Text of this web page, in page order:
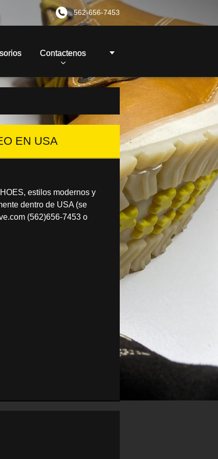
562-656-7453
Contactenos
EN USA
estilos modernos y
dentro de USA (se
(562)656-7453 o